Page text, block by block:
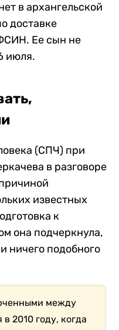
в архангельской
доставке
Ее сын не
июля.
(СПЧ) при
в разговоре
известных
к
она подчеркнула,
ничего подобного
между
2010 году, когда